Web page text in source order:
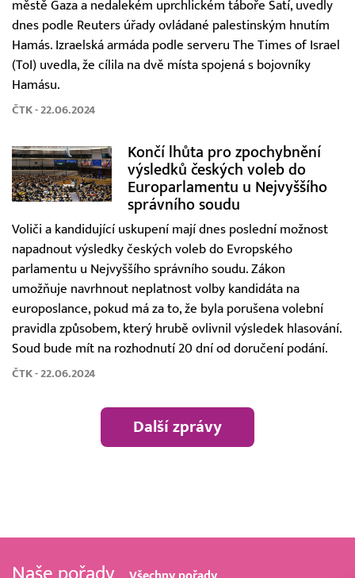
městě Gaza a nedalekém uprchlickém táboře Šatí, uvedly
dnes podle Reuters úřady ovládané palestinským hnutím
Hamás. Izraelská armáda podle serveru The Times of Israel
(ToI) uvedla, že cílila na dvě místa spojená s bojovníky
Hamásu.
ČTK - 22.06.2024
Končí lhůta pro zpochybnění
výsledků českých voleb do
Europarlamentu u Nejvyššího
správního soudu
Voliči a kandidující uskupení mají dnes poslední možnost
napadnout výsledky českých voleb do Evropského
parlamentu u Nejvyššího správního soudu. Zákon
umožňuje navrhnout neplatnost volby kandidáta na
europoslance, pokud má za to, že byla porušena volební
pravidla způsobem, který hrubě ovlivnil výsledek hlasování.
Soud bude mít na rozhodnutí 20 dní od doručení podání.
ČTK - 22.06.2024
Další zprávy